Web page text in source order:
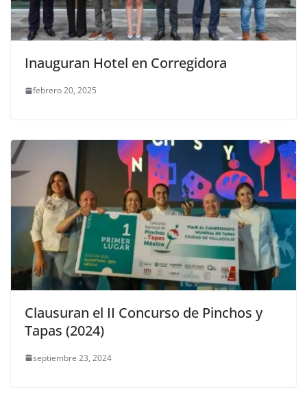
Inauguran Hotel en Corregidora
febrero 20, 2025
Clausuran el II Concurso de Pinchos y
Tapas (2024)
septiembre 23, 2024